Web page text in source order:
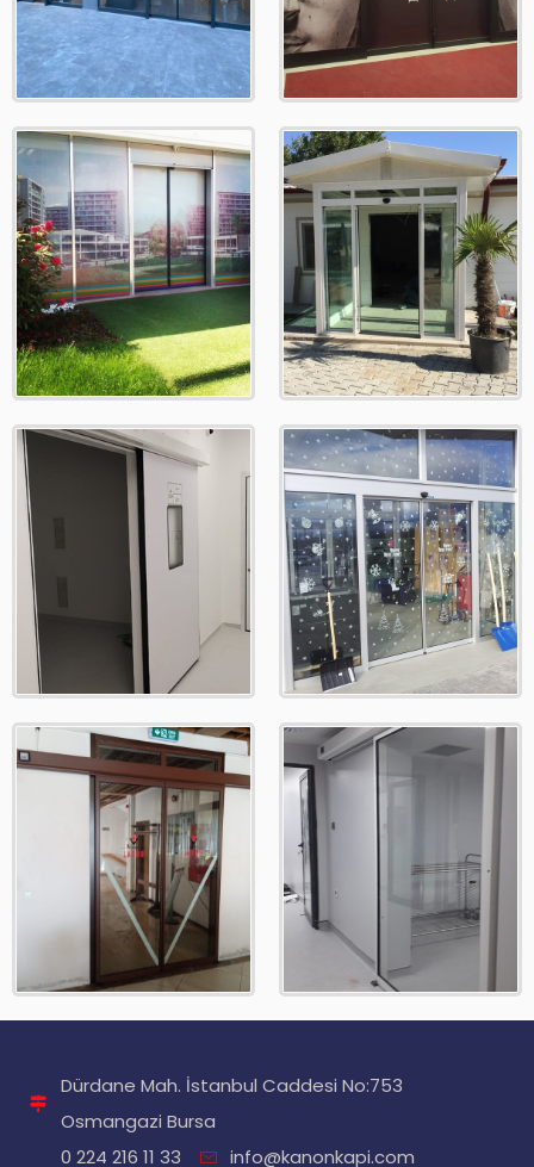
Dürdane Mah. İstanbul Caddesi No:753
Osmangazi Bursa
0 224 216 11 33
info@kanonkapi.com